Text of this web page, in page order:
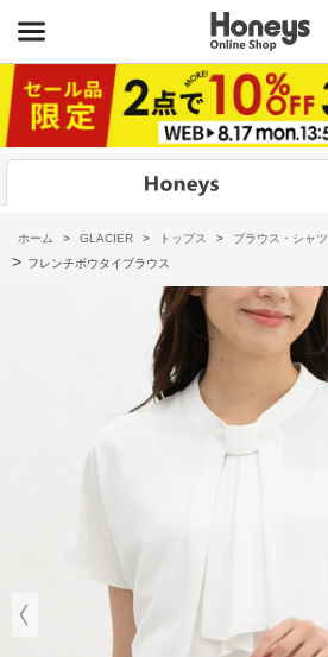
ホーム > GLACIER > トップス > ブラウス・シャツ
> フレンチボウタイブラウス